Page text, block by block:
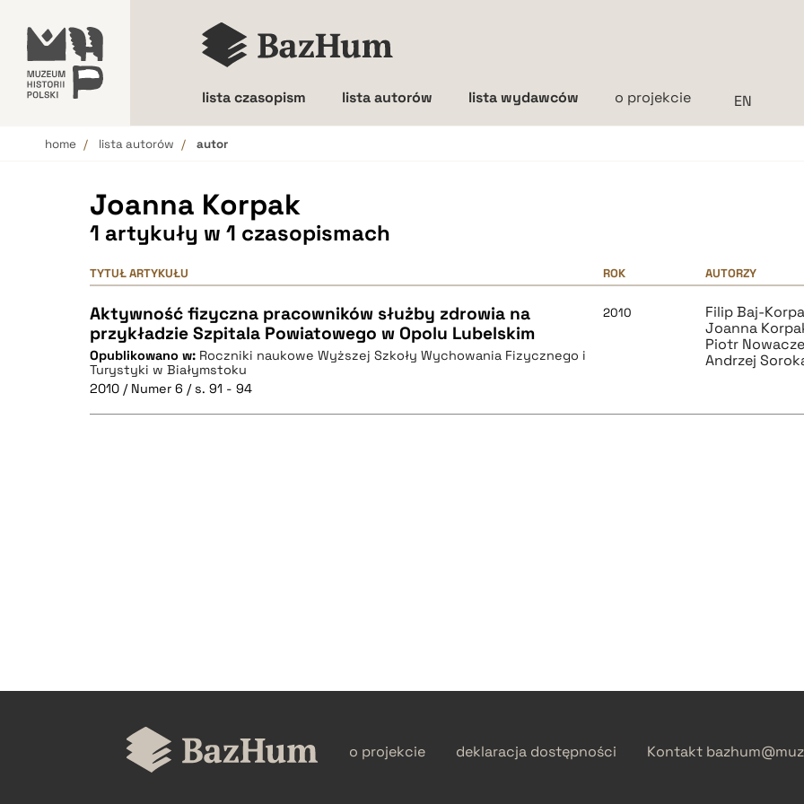
lista czasopism lista autorów lista wydawców o projekcie
home lista autorów autor
Joanna Korpak
1 artykuły w 1 czasopismach
TYTUŁ ARTYKUŁU ROK AUTORZY
Aktywność fizyczna pracowników służby zdrowia na
przykładzie Szpitala Powiatowego w Opolu Lubelskim
Opublikowano w: Roczniki naukowe Wyższej Szkoły Wychowania Fizycznego i
Turystyki w Białymstoku
2010 / Numer 6 / s. 91 - 94
2010
Filip Baj-
Joanna
Piotr
Andrzej
o projekcie deklaracja dostępności Kontakt